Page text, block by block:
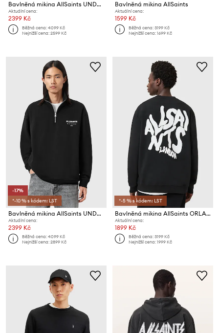
Bavlněná mikina AllSaints UNDERGROUND
Aktuální cena:
2399 Kč
Běžná cena:4099 Kč
Nejnižší cena:2599 Kč
Bavlněná mikina AllSaints
Aktuální cena:
1599 Kč
Běžná cena:3199 Kč
Nejnižší cena:1699 Kč
-17%
*-10 % s kódem: LST
Bavlněná mikina AllSaints UNDERGROUND
Aktuální cena:
2399 Kč
Běžná cena:4099 Kč
Nejnižší cena:2899 Kč
*-5 % s kódem: LST
Bavlněná mikina AllSaints ORLANDO
Aktuální cena:
1899 Kč
Běžná cena:3199 Kč
Nejnižší cena:1999 Kč